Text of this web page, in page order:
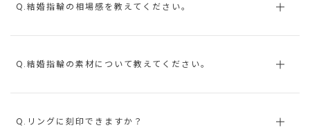
Q.結婚指輪の相場感を教えてください。
Q.結婚指輪の素材について教えてください。
Q.リングに刻印できますか？